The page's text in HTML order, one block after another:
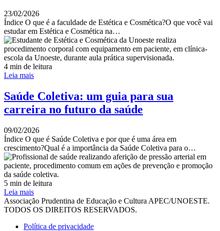
23/02/2026
Índice O que é a faculdade de Estética e Cosmética?O que você vai
estudar em Estética e Cosmética na…
4 min de leitura
Leia mais
Saúde Coletiva: um guia para sua
carreira no futuro da saúde
09/02/2026
Índice O que é Saúde Coletiva e por que é uma área em
crescimento?Qual é a importância da Saúde Coletiva para o…
5 min de leitura
Leia mais
Associação Prudentina de Educação e Cultura APEC/UNOESTE.
TODOS OS DIREITOS RESERVADOS.
Política de privacidade